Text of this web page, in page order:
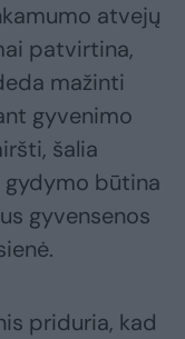
atvejų
patvirtina,
mažinti
gyvenimo
šalia
būtina
gyvensenos
priduria, kad